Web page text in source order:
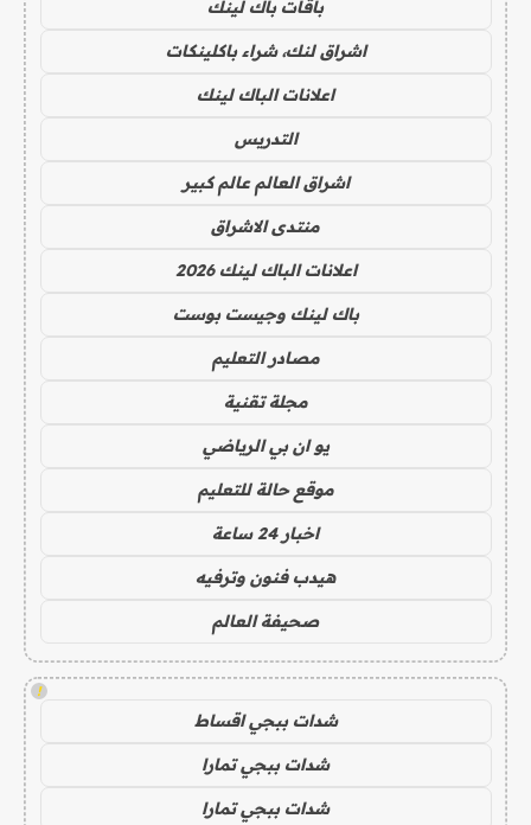
باقات باك لينك
اشراق لنك، شراء باكلينكات
اعلانات الباك لينك
التدريس
اشراق العالم عالم كبير
منتدى الاشراق
اعلانات الباك لينك 2026
باك لينك وجيست بوست
مصادر التعليم
مجلة تقنية
يو ان بي الرياضي
موقع حالة للتعليم
اخبار 24 ساعة
هيدب فنون وترفيه
صحيفة العالم
!
شدات ببجي اقساط
شدات ببجي تمارا
شدات ببجي تمارا